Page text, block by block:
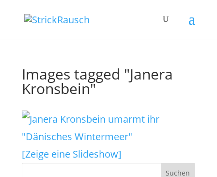
Images tagged "Janera
Kronsbein"
[Zeige eine Slideshow]